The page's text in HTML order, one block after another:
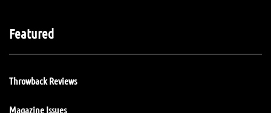
Featured
Throwback Reviews
Magazine Issues